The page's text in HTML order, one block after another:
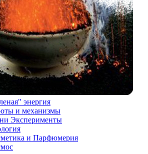
энергия
и механизмы
Эксперименты
и Парфюмерия